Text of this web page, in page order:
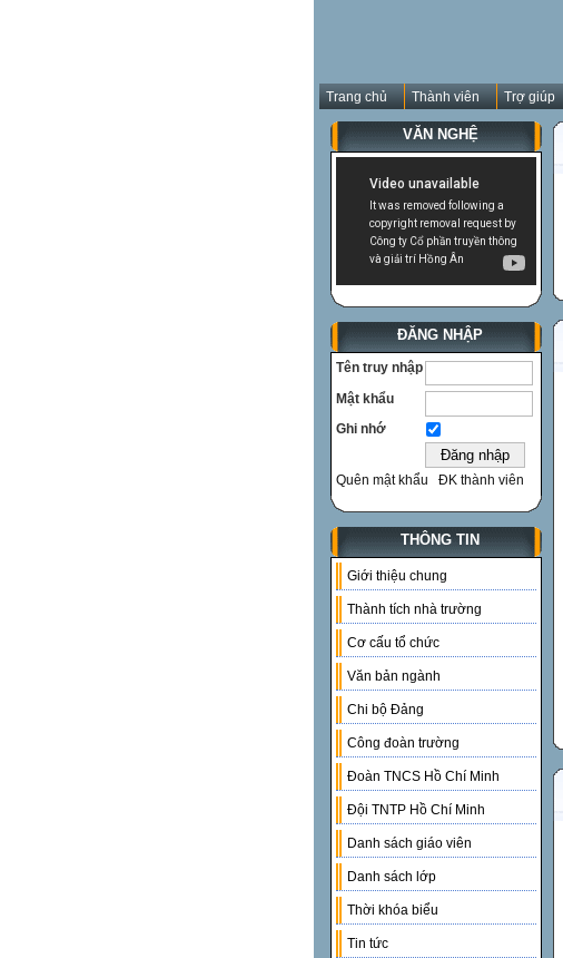
Trang chủ Thành viên Trợ giúp
VĂN NGHỆ
ĐĂNG NHẬP
Tên truy nhập
Mật khẩu
Ghi nhớ
Quên mật khẩu ĐK thành viên
THÔNG TIN
Giới thiệu chung
Thành tích nhà trường
Cơ cấu tổ chức
Văn bản ngành
Chi bộ Đảng
Công đoàn trường
Đoàn TNCS Hồ Chí Minh
Đội TNTP Hồ Chí Minh
Danh sách giáo viên
Danh sách lớp
Thời khóa biểu
Tin tức